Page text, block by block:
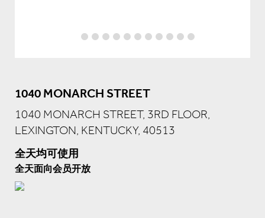
1040 MONARCH STREET
1040 MONARCH STREET, 3RD FLOOR,
LEXINGTON, KENTUCKY, 40513
全天均可使用
全天面向会员开放